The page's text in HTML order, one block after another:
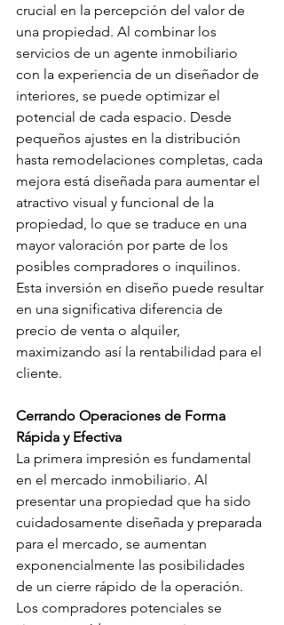
crucial en la percepción del valor de
una propiedad. Al combinar los
servicios de un agente inmobiliario
con la experiencia de un diseñador de
interiores, se puede optimizar el
potencial de cada espacio. Desde
pequeños ajustes en la distribución
hasta remodelaciones completas, cada
mejora está diseñada para aumentar el
atractivo visual y funcional de la
propiedad, lo que se traduce en una
mayor valoración por parte de los
posibles compradores o inquilinos.
Esta inversión en diseño puede resultar
en una significativa diferencia de
precio de venta o alquiler,
maximizando así la rentabilidad para el
cliente.
Cerrando Operaciones de Forma
Rápida y Efectiva
La primera impresión es fundamental
en el mercado inmobiliario. Al
presentar una propiedad que ha sido
cuidadosamente diseñada y preparada
para el mercado, se aumentan
exponencialmente las posibilidades
de un cierre rápido de la operación.
Los compradores potenciales se